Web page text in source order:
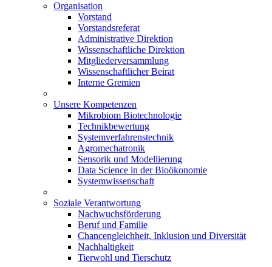
Organisation
Vorstand
Vorstandsreferat
Administrative Direktion
Wissenschaftliche Direktion
Mitgliederversammlung
Wissenschaftlicher Beirat
Interne Gremien
Unsere Kompetenzen
Mikrobiom Biotechnologie
Technikbewertung
Systemverfahrenstechnik
Agromechatronik
Sensorik und Modellierung
Data Science in der Bioökonomie
Systemwissenschaft
Soziale Verantwortung
Nachwuchsförderung
Beruf und Familie
Chancengleichheit, Inklusion und Diversität
Nachhaltigkeit
Tierwohl und Tierschutz